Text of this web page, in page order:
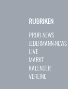
RUBRIKEN
PROFI-NEWS
JEDERMANN-NEWS
LIVE
MARKT
KALENDER
VEREINE